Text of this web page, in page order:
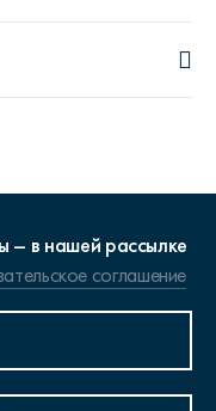
– в нашей рассылке
соглашение